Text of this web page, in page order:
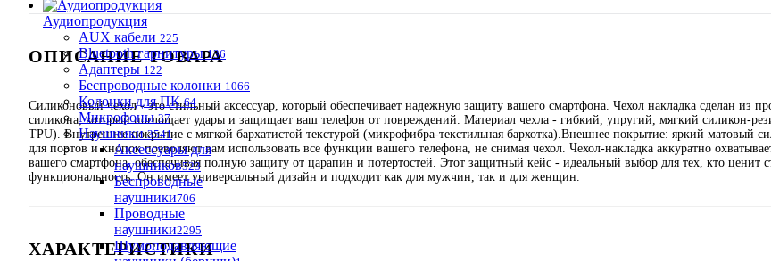
Аудиопродукция
AUX кабели 225
Bluetooth гарнитуры 136
Адаптеры 122
Беспроводные колонки 1066
Колонки для ПК 64
Микрофоны 37
Наушники 3541
Аксессуары для
наушников523
Беспроводные
наушники706
Проводные
наушники2295
Шумоподавляющие
ОПИСАНИЕ ТОВАРА
Силиконовый чехол - это стильный аксессуар, который обеспечивает надежную защиту вашего смартфона. Чехол накладка сделан из
силикона, который поглощает удары и защищает ваш телефон от повреждений. Материал чехла - гибкий, упругий, мягкий силикон-
TPU). Внутреннее покрытие с мягкой бархатистой текстурой (микрофибра-текстильная бархотка).Внешнее покрытие: яркий матовый
для портов и кнопок позволяют вам использовать все функции вашего телефона, не снимая чехол. Чехол-накладка аккуратно
вашего смартфона, обеспечивая полную защиту от царапин и потертостей. Этот защитный кейс - идеальный выбор для тех, кто ценит
функциональность. Он имеет универсальный дизайн и подходит как для мужчин, так и для женщин.
ХАРАКТЕРИСТИКИ